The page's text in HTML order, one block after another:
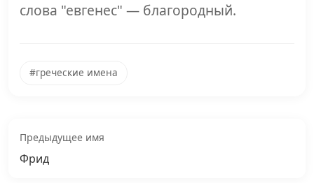
слова "евгенес" — благородный.
#греческие имена
Предыдущее имя
Фрид